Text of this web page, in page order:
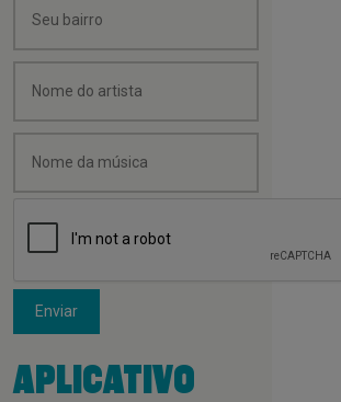
Enviar
APLICATIVO